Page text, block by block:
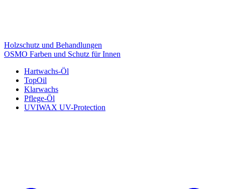
Holzschutz und Behandlungen
OSMO Farben und Schutz für Innen
Hartwachs-Öl
TopOil
Klarwachs
Pflege-Öl
UVIWAX UV-Protection